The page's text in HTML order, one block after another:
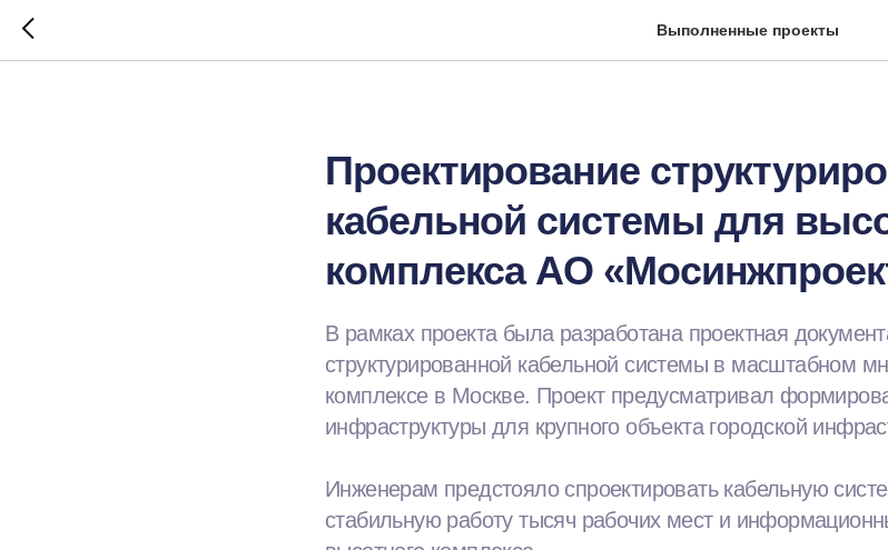
Выполненные проекты
Проектирование
кабельной системы для
комплекса АО
В рамках проекта была разработана проектная
структурированной кабельной системы в масштабном
комплексе в Москве. Проект предусматривал
инфраструктуры для крупного объекта городской
Инженерам предстояло спроектировать кабельную
стабильную работу тысяч рабочих мест и